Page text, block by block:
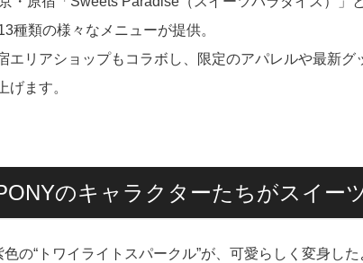
種類の様々なメニューが提供。
リアショップもコラボし、限定のアパレルや最新グ
ます。
のキャラクターたちがスイー
の“トワイライトスパークル”が、可愛らしく変身した